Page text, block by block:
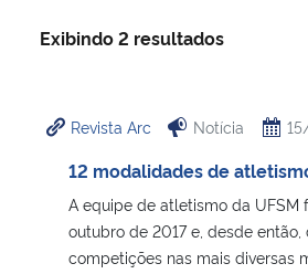
Ministério da Cidadania
Ministério de Minas e Energia
Exibindo 2 resultados
Revista Arc Notícia
12 modalidades de
A equipe de atletismo da UFSM
outubro de 2017 e, desde então,
competições nas mais diversas